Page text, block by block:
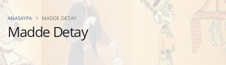
Madde Detay
ANASAYFA MADDE DETAY